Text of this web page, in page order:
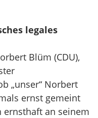
legales
Blüm (CDU),
„unser“ Norbert
ernst gemeint
ernsthaft an seinem